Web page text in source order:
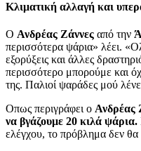
Κλιματική αλλαγή και
O Ανδρέας Ζάννες από την
περισσότερα ψάρια» λέει.
εξορύξεις και άλλες
περισσότερο μπορούμε και
της. Παλιοί ψαράδες μού
Οπως περιγράφει ο Ανδρέας
να βγάζουμε 20 κιλά ψάρια.
ελέγχου, το πρόβλημα δεν θα